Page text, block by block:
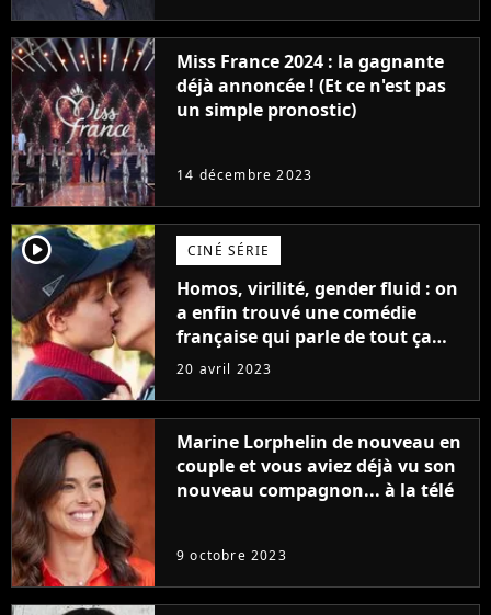
Miss France 2024 : la gagnante
déjà annoncée ! (Et ce n'est pas
un simple pronostic)
14 décembre 2023
player2 CINÉ SÉRIE
Homos, virilité, gender fluid : on
a enfin trouvé une comédie
française qui parle de tout ça
sans être super ringarde
20 avril 2023
Marine Lorphelin de nouveau en
couple et vous aviez déjà vu son
nouveau compagnon... à la télé
9 octobre 2023